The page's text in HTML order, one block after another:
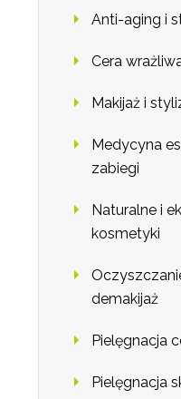
Anti-aging i
Cera
Makijaż i
Medycyna
zabiegi
Naturalne i
kosmetyki
demakijaż
Pielęgnacja
Pielęgnacja